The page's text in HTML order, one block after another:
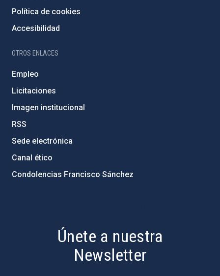
Política de cookies
Accesibilidad
OTROS ENLACES
Empleo
Licitaciones
Imagen institucional
RSS
Sede electrónica
Canal ético
Condolencias Francisco Sánchez
Únete a nuestra
Newsletter